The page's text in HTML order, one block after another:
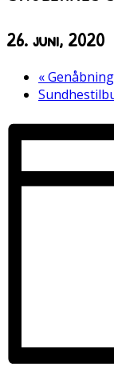
26. juni, 2020
«Genåbning